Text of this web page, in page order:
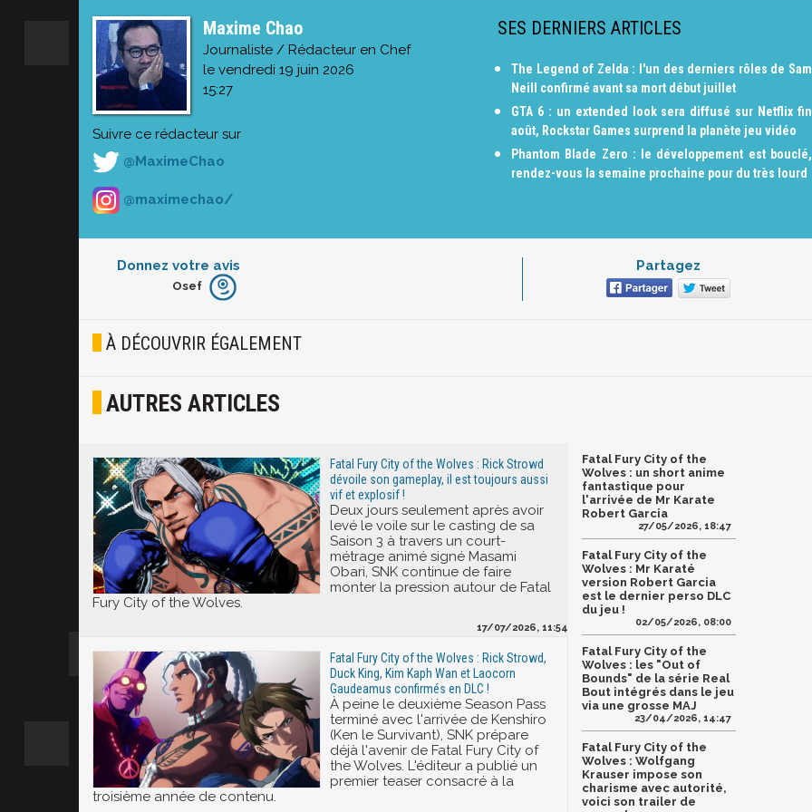
Maxime Chao
Journaliste / Rédacteur en Chef
le vendredi 19 juin 2026
15:27
Suivre ce rédacteur sur
@MaximeChao
@maximechao/
SES DERNIERS ARTICLES
The Legend of Zelda : l'un des derniers rôles de Sam
Neill confirmé avant sa mort début juillet
GTA 6 : un extended look sera diffusé sur Netflix fin
août, Rockstar Games surprend la planète jeu vidéo
Phantom Blade Zero : le développement est bouclé,
rendez-vous la semaine prochaine pour du très lourd
Donnez votre avis
Furieux
Joyeux
Osef
Partagez
À DÉCOUVRIR ÉGALEMENT
AUTRES ARTICLES
Fatal Fury City of the Wolves : Rick Strowd
dévoile son gameplay, il est toujours aussi
vif et explosif !
Deux jours seulement après avoir
levé le voile sur le casting de sa
Saison 3 à travers un court-
métrage animé signé Masami
Obari, SNK continue de faire
monter la pression autour de Fatal
Fury City of the Wolves.
17/07/2026, 11:54
Fatal Fury City of the Wolves : Rick Strowd,
Duck King, Kim Kaph Wan et Laocorn
Gaudeamus confirmés en DLC !
À peine le deuxième Season Pass
terminé avec l'arrivée de Kenshiro
(Ken le Survivant), SNK prépare
déjà l'avenir de Fatal Fury City of
the Wolves. L'éditeur a publié un
premier teaser consacré à la
troisième année de contenu.
Fatal Fury City of the
Wolves : un short anime
fantastique pour
l'arrivée de Mr Karate
Robert Garcia
27/05/2026, 18:47
Fatal Fury City of the
Wolves : Mr Karaté
version Robert Garcia
est le dernier perso DLC
du jeu !
02/05/2026, 08:00
Fatal Fury City of the
Wolves : les "Out of
Bounds" de la série Real
Bout intégrés dans le jeu
via une grosse MAJ
23/04/2026, 14:47
Fatal Fury City of the
Wolves : Wolfgang
Krauser impose son
charisme avec autorité,
voici son trailer de